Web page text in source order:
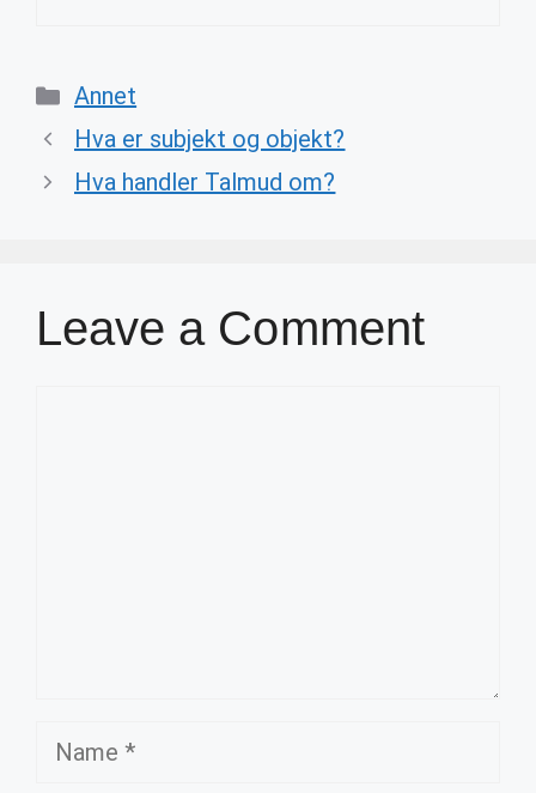
Categories
Annet
Hva er subjekt og objekt?
Hva handler Talmud om?
Leave a Comment
Name